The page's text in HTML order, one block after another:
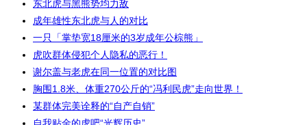
东北虎与黑熊势均力敌
成年雄性东北虎与人的对比
一只「掌垫宽18厘米的3岁成年公棕熊」
虎吹群体侵犯个人隐私的恶行！
谢尔盖与老虎在同一位置的对比图
胸围1.8米、体重270公斤的“冯利民虎”走向世界！
某群体完美诠释的“自产自销”